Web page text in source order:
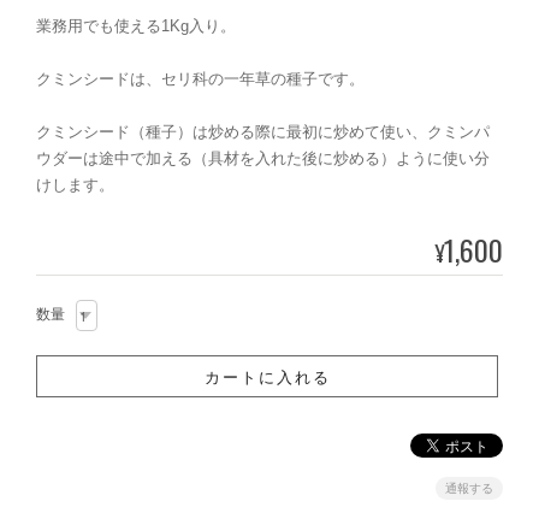
業務用でも使える1Kg入り。
クミンシードは、セリ科の一年草の種子です。
クミンシード（種子）は炒める際に最初に炒めて使い、クミンパ
ウダーは途中で加える（具材を入れた後に炒める）ように使い分
けします。
¥1,600
数量
通報する